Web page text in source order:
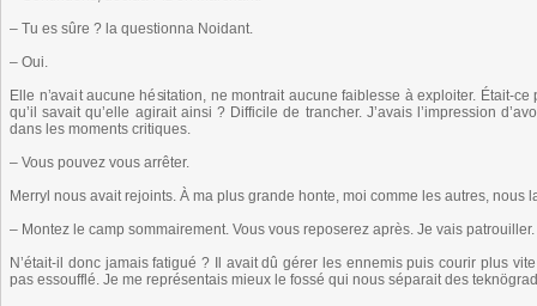
– Tu es sûre ? la questionna Noidant.
– Oui.
Elle n’avait aucune hésitation, ne montrait aucune faiblesse à exploiter. Était-
qu’il savait qu’elle agirait ainsi ? Difficile de trancher. J’avais l’impression
dans les moments critiques.
– Vous pouvez vous arrêter.
Merryl nous avait rejoints. À ma plus grande honte, moi comme les autres,
– Montez le camp sommairement. Vous vous reposerez après. Je vais patrouiller.
N’était-il donc jamais fatigué ? Il avait dû gérer les ennemis puis courir plus
pas essoufflé. Je me représentais mieux le fossé qui nous séparait des